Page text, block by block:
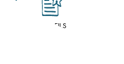
CONSEILS